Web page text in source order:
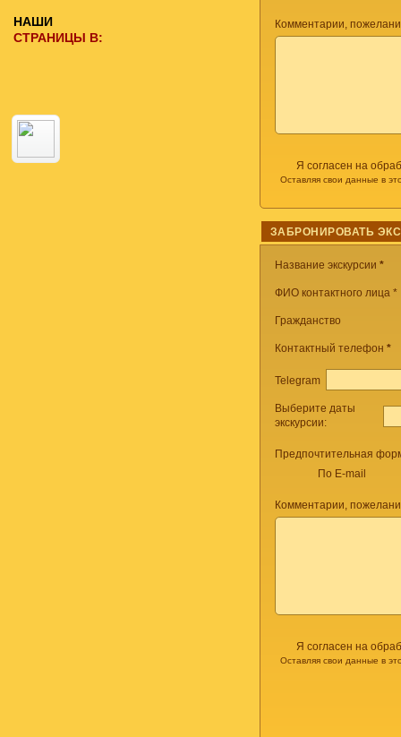
Комментарии,
Я согласен на
Оставляя свои данные в
ЗАБРОНИРОВАТЬ
Название экскурсии *
ФИО контактного лица *
Гражданство
Контактный телефон *
Telegram
Выберите даты
экскурсии:
Предпочтительная
По E-mail
Комментарии,
Я согласен на
Оставляя свои данные в
НАШИ
СТРАНИЦЫ В: